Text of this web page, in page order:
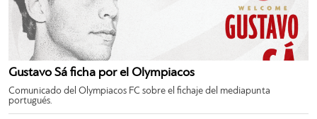
Gustavo Sá ficha por el Olympiacos
Comunicado del Olympiacos FC sobre el fichaje del mediapunta
portugués.